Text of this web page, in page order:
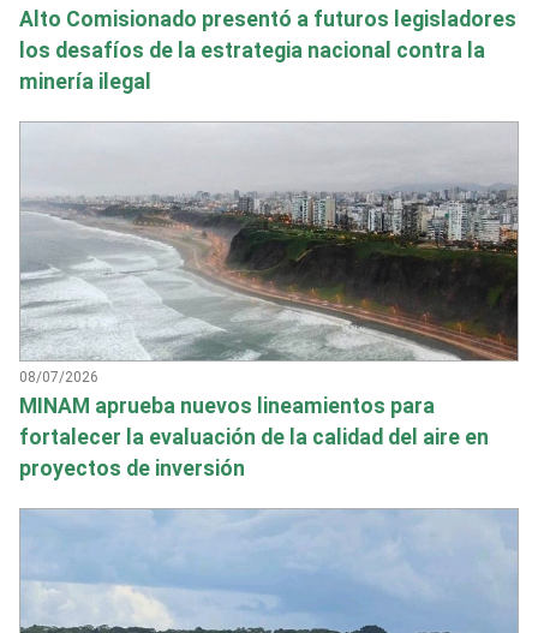
Alto Comisionado presentó a futuros legisladores
los desafíos de la estrategia nacional contra la
minería ilegal
08/07/2026
MINAM aprueba nuevos lineamientos para
fortalecer la evaluación de la calidad del aire en
proyectos de inversión